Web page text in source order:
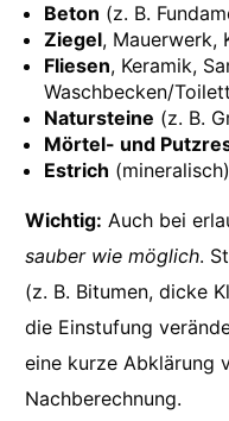
Beton (z. B.
Ziegel, Mauerwerk,
Fliesen, Keramik,
Waschbecken/
Natursteine (z. B.
Mörtel- und
Estrich (mineralisch)
Wichtig: Auch bei
sauber wie möglich.
(z. B. Bitumen, dicke
die Einstufung
eine kurze Abklärung
Nachberechnung.